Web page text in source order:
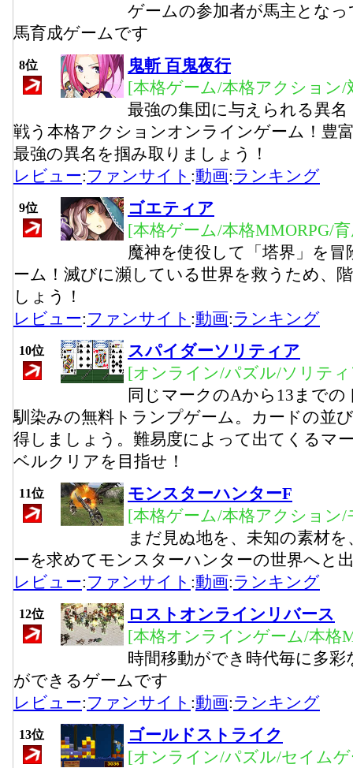
ゲームの参加者が馬主とな
馬育成ゲームです
8位
鬼斬 百鬼夜行
[本格ゲーム/本格アクション/
最強の集団に与えられる異
戦う本格アクションオンラインゲーム！豊
最強の異名を掴み取りましょう！
レビュー:ファンサイト :動画:ランキング
9位
ゴエティア
[本格ゲーム/本格MMORPG/
魔神を使役して「塔界」を
ーム！滅びに瀕している世界を救うため、
しょう！
レビュー:ファンサイト :動画:ランキング
10位
スパイダーソリティア
[オンライン/パズル/ソリテ
同じマークのAから13まで
馴染みの無料トランプゲーム。カードの並
得しましょう。難易度によって出てくるマ
ベルクリアを目指せ！
11位
モンスターハンターF
[本格ゲーム/本格アクション
まだ見ぬ地を、未知の素材
ーを求めてモンスターハンターの世界へと
レビュー:ファンサイト :動画:ランキング
12位
ロストオンラインリバース
[本格オンラインゲーム/本格
時間移動ができ時代毎に多
ができるゲームです
レビュー:ファンサイト :動画:ランキング
13位
ゴールドストライク
[オンライン/パズル/セイム